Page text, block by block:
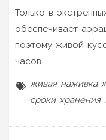
Только в
обеспечивает
поэтому живой
часов.
живая наживка
сроки хранения